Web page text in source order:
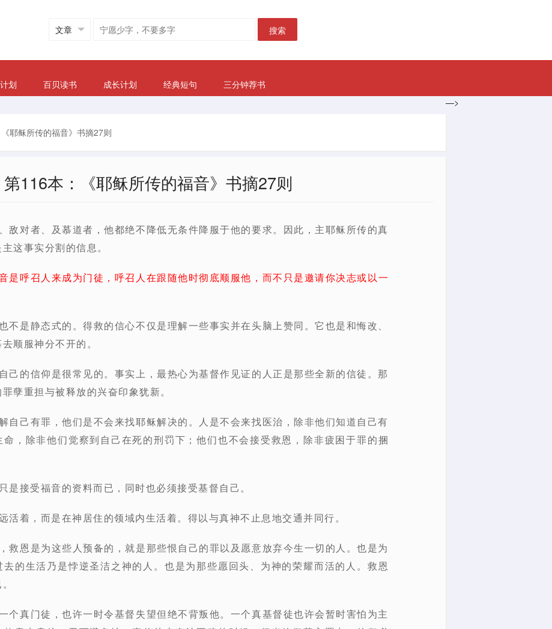
搜索
划 百贝读书 成长计划 经典短句
三分钟荐书
—>
耶稣所传的福音》书摘27则
第116本：《耶稣所传的福音》书摘27则
敌对者、及慕道者，他都绝不降低无条件降服于他的要求。因此，主耶稣所传的真
这事实分割的信息。
是呼召人来成为门徒，呼召人在跟随他时彻底顺服他，而不只是邀请你决志或以一
不是静态式的。得救的信心不仅是理解一些事实并在头脑上赞同。它也是和悔改、
顺服神分不开的。
己的信仰是很常见的。事实上，最热心为基督作见证的人正是那些全新的信徒。那
孽重担与被释放的兴奋印象犹新。
自己有罪，他们是不会来找耶稣解决的。人是不会来找医治，除非他们知道自己有
，除非他们觉察到自己在死的刑罚下；他们也不会接受救恩，除非疲困于罪的捆
是接受福音的资料而已，同时也必须接受基督自己。
活着，而是在神居住的领域内生活着。得以与真神不止息地交通并同行。
救恩是为这些人预备的，就是那些恨自己的罪以及愿意放弃今生一切的人。也是为
的生活乃是悖逆圣洁之神的人。也是为那些愿回头、为神的荣耀而活的人。救恩
个真门徒，也许一时令基督失望但绝不背叛他。一个真基督徒也许会暂时害怕为主